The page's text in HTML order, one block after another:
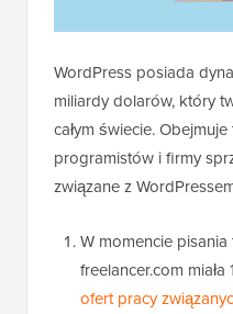
WordPress posiada
miliardy dolarów, który
całym świecie.
programistów i firmy
związane z
W momencie pisania
freelancer.com
ofert pracy